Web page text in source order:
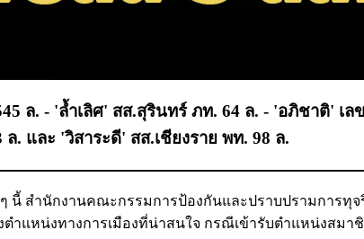
ล. - 'ล้ำเลิศ' สส.สุรินทร์ ภท. 64 ล. - 'อภิชาติ' เล
. และ 'วิสาระดี' สส.เชียงราย พท. 98 ล.
ๆ นี้ สำนักงานคณะกรรมการป้องกันและปราบปรามการทุ
ำแหน่งทางการเมืองที่น่าสนใจ กรณีเข้ารับตำแหน่งสมา